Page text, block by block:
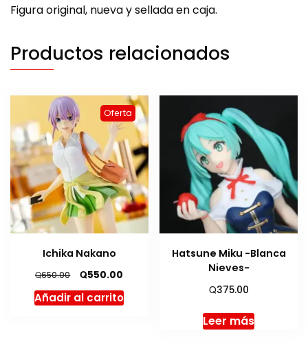
Figura original, nueva y sellada en caja.
Productos relacionados
Oferta
Ichika Nakano
Q650.00
El
precio
original
Q550.00
precio
actual
Añadir al carrito
Hatsune Miku -Blanca
Nieves-
Q375.00
Leer más